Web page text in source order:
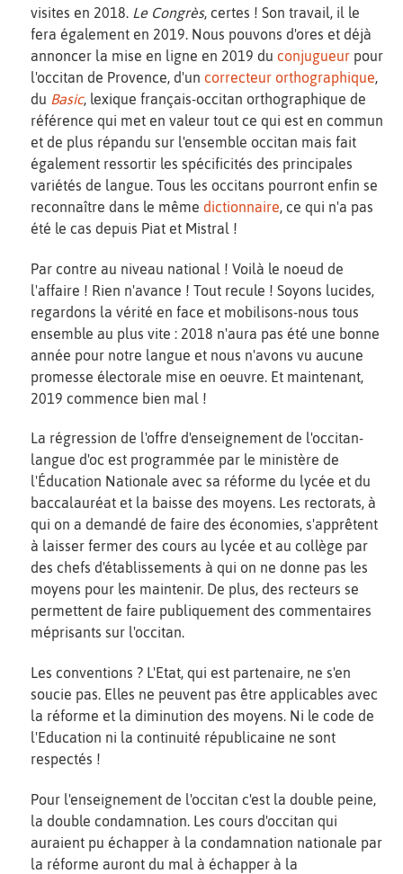
visites en 2018. Le Congrès, certes ! Son travail, il le
fera également en 2019. Nous pouvons d'ores et déjà
annoncer la mise en ligne en 2019 du conjugueur pour
l'occitan de Provence, d'un correcteur orthographique,
du Basic, lexique français-occitan orthographique de
référence qui met en valeur tout ce qui est en commun
et de plus répandu sur l'ensemble occitan mais fait
également ressortir les spécificités des principales
variétés de langue. Tous les occitans pourront enfin se
reconnaître dans le même dictionnaire, ce qui n'a pas
été le cas depuis Piat et Mistral !
Par contre au niveau national ! Voilà le noeud de
l'affaire ! Rien n'avance ! Tout recule ! Soyons lucides,
regardons la vérité en face et mobilisons-nous tous
ensemble au plus vite : 2018 n'aura pas été une bonne
année pour notre langue et nous n'avons vu aucune
promesse électorale mise en oeuvre. Et maintenant,
2019 commence bien mal !
La régression de l'offre d'enseignement de l'occitan-
langue d'oc est programmée par le ministère de
l'Éducation Nationale avec sa réforme du lycée et du
baccalauréat et la baisse des moyens. Les rectorats, à
qui on a demandé de faire des économies, s'apprêtent
à laisser fermer des cours au lycée et au collège par
des chefs d'établissements à qui on ne donne pas les
moyens pour les maintenir. De plus, des recteurs se
permettent de faire publiquement des commentaires
méprisants sur l'occitan.
Les conventions ? L'Etat, qui est partenaire, ne s'en
soucie pas. Elles ne peuvent pas être applicables avec
la réforme et la diminution des moyens. Ni le code de
l'Education ni la continuité républicaine ne sont
respectés !
Pour l'enseignement de l'occitan c'est la double peine,
la double condamnation. Les cours d'occitan qui
auraient pu échapper à la condamnation nationale par
la réforme auront du mal à échapper à la